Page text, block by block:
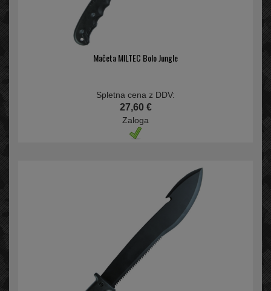
Mačeta MILTEC Bolo Jungle
Spletna cena z DDV:
27,60 €
Zaloga